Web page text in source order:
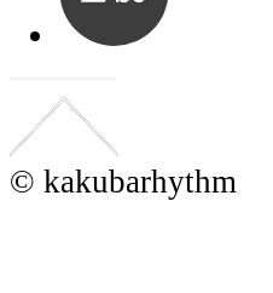
© kakubarhythm